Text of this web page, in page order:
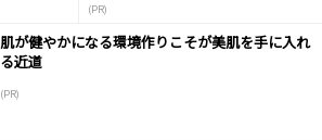
(PR)
肌が健やかになる環境作りこそが美肌を手に入れ
る近道
(PR)